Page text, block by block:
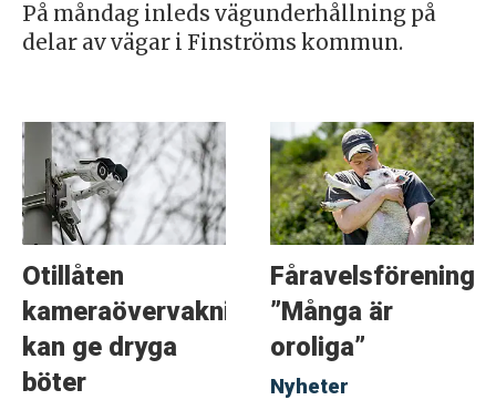
På måndag inleds vägunderhållning på
delar av vägar i Finströms kommun.
Otillåten
kameraövervakning
kan ge dryga
böter
”Många är
oroliga”
Nyheter